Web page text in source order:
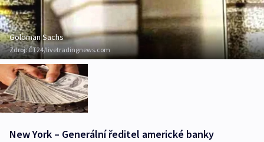
Goldman Sachs
Zdroj:ČT24/livetradingnews.com
New York – Generální ředitel americké banky